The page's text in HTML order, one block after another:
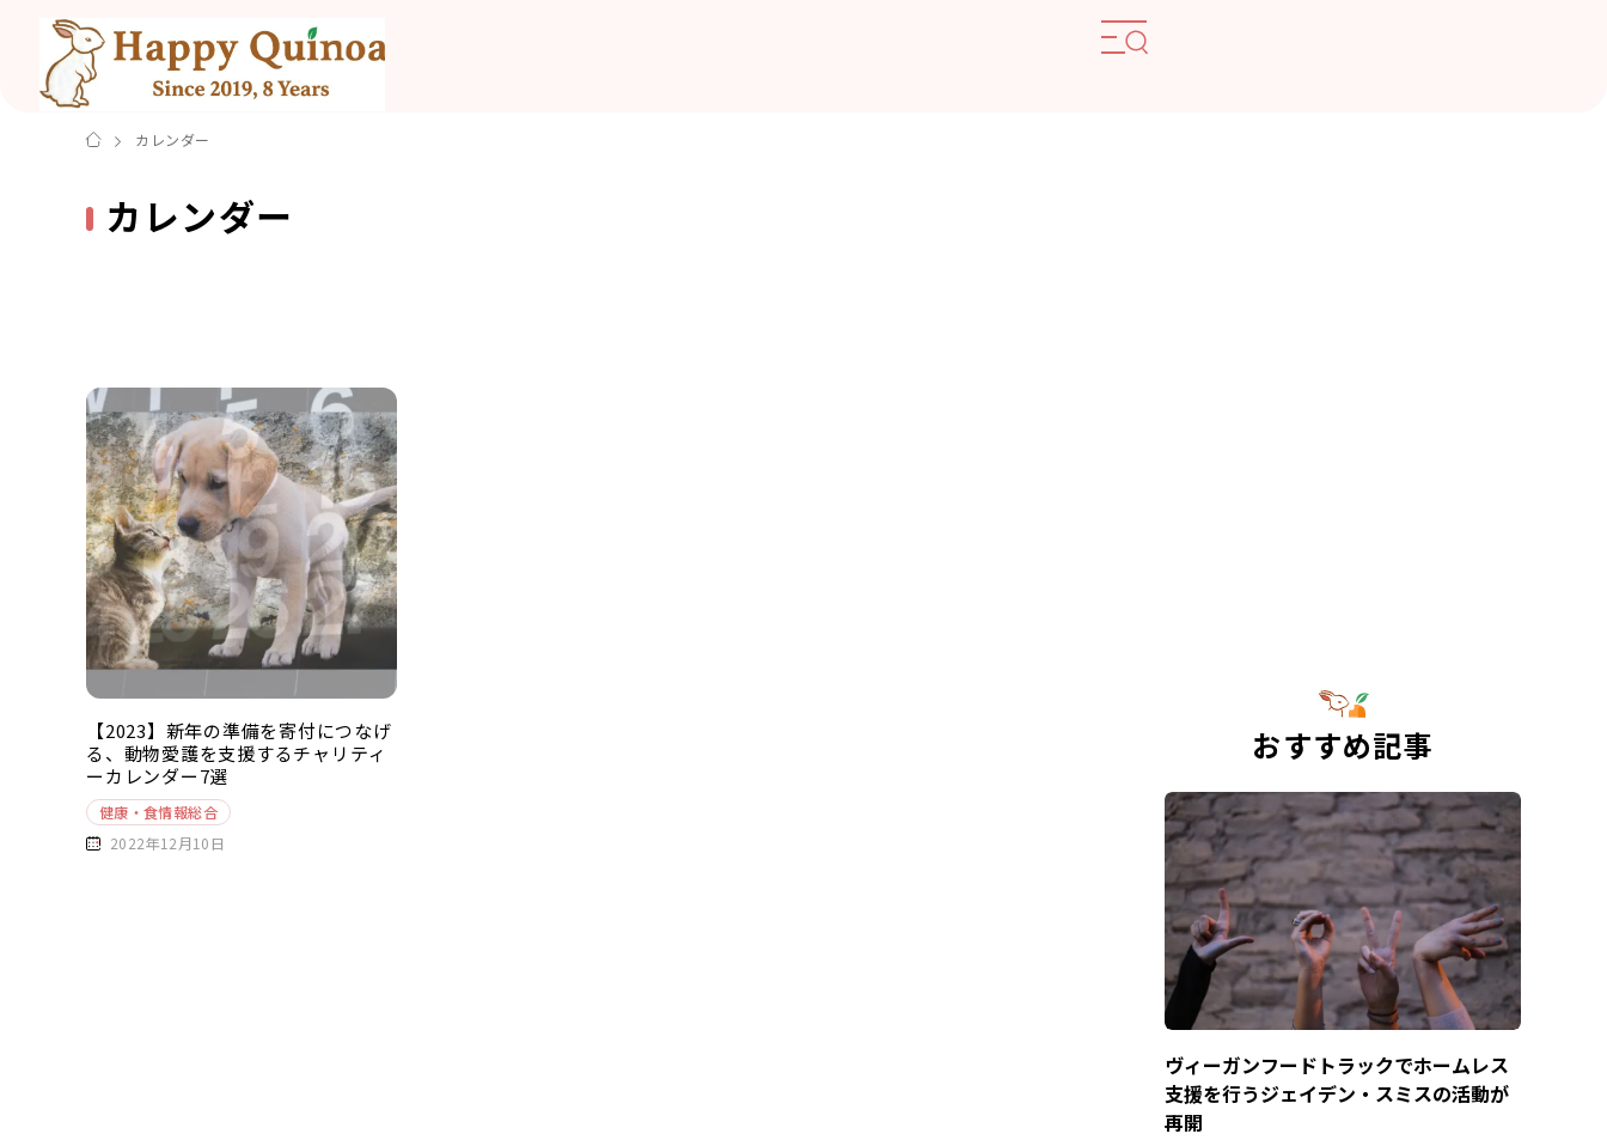
カレンダー
カレンダー
【2023】新年の準備を寄付につなげ
る、動物愛護を支援するチャリティ
ーカレンダー7選
健康・食情報総合
2022年12月10日
おすすめ記事
ヴィーガンフードトラックでホームレス
支援を行うジェイデン・スミスの活動が
再開